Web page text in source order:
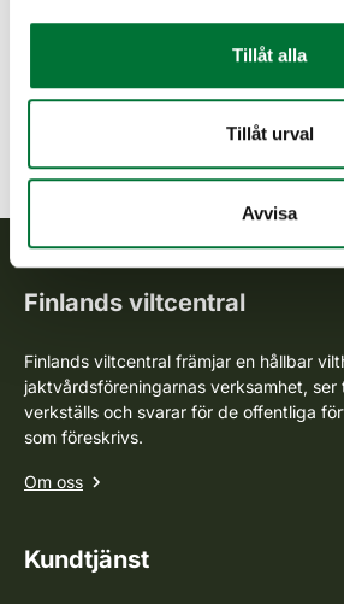
Tillåt alla
Tillåt urval
Avvisa
Jakttider Östersjövikare
Pressmeddelande 9.1.2024
Toppjakten på tjäder och orre
Finlands viltcentral
Finlands viltcentral främjar en hållbar
jaktvårdsföreningarnas verksamhet,
verkställs och svarar för de offentliga
som föreskrivs.
Om oss
Kundtjänst